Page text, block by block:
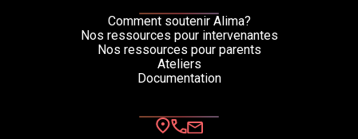
Comment soutenir Alima?
Nos ressources pour intervenantes
Nos ressources pour parents
Ateliers
Documentation